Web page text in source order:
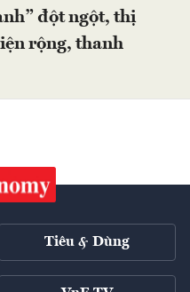
đột ngột, thị
rộng, thanh
Tiêu & Dùng